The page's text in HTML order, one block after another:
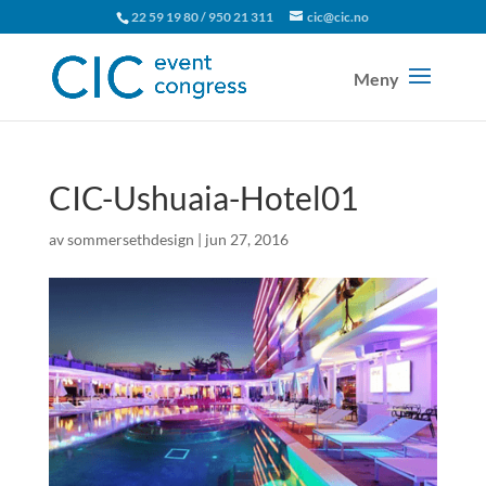
22 59 19 80 / 950 21 311 cic@cic.no
CIC-Ushuaia-Hotel01
avsommersethdesign | jun 27, 2016